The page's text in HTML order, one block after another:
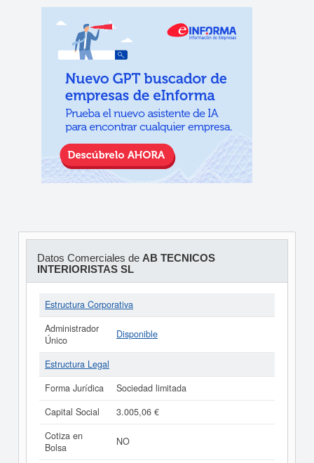
Datos Comerciales de AB TECNICOS
INTERIORISTAS SL
Estructura Corporativa
Administrador
Único
Disponible
Estructura Legal
Forma Jurídica
Sociedad limitada
Capital Social
3.005,06 €
Cotiza en
Bolsa
NO